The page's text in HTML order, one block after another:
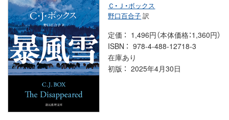
Ｃ・Ｊ・ボックス
野口百合子訳
定価
1,496円（本体価格：1,360円）
ISBN
978-4-488-12718-3
在庫あり
初版
2025年4月30日